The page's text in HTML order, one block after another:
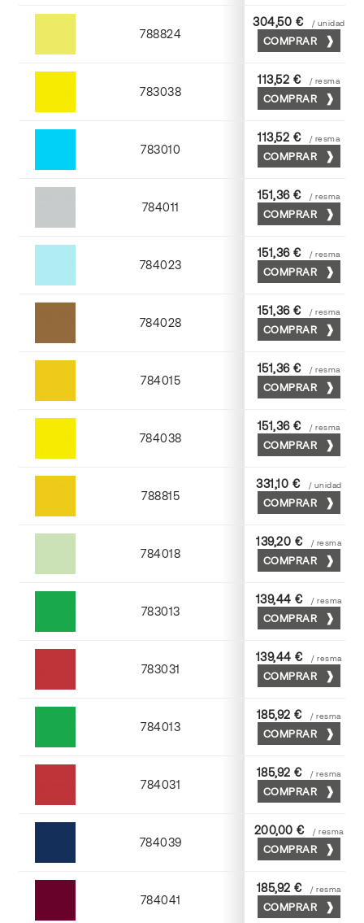
788824
Cromo
304,50 € / unidad
COMPRAR
783038
Yema
113,52 € / resma
COMPRAR
783010
Mediterraneo
113,52 € / resma
COMPRAR
784011
Cendra
151,36 € / resma
COMPRAR
784023
Atlantic
151,36 € / resma
COMPRAR
784028
Tabaco
151,36 € / resma
COMPRAR
784015
Golden
151,36 € / resma
COMPRAR
784038
Yema
151,36 € / resma
COMPRAR
788815
Golden
331,10 € / unidad
COMPRAR
784018
Verde
139,20 € / resma
COMPRAR
783013
Hierba
139,44 € / resma
COMPRAR
783031
Escarlata
139,44 € / resma
COMPRAR
784013
Hierba
185,92 € / resma
COMPRAR
784031
Escarlata
185,92 € / resma
COMPRAR
784039
Azul navy
200,00 € / resma
COMPRAR
784041
Burdeos
185,92 € / resma
COMPRAR